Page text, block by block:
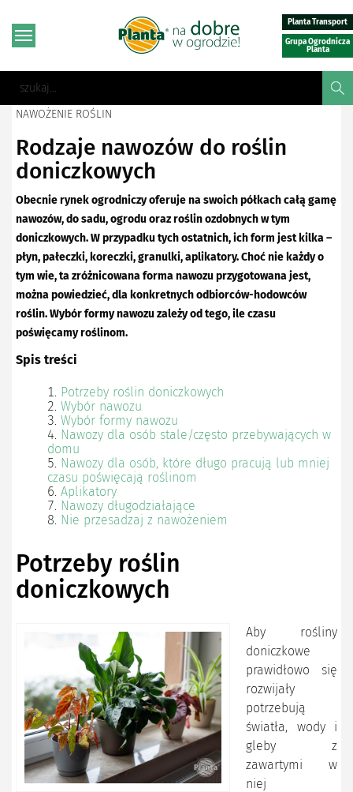
Planta Transport
Grupa Ogrodnicza
Planta
NAWOŻENIE ROŚLIN
Rodzaje nawozów do roślin
doniczkowych
Obecnie rynek ogrodniczy oferuje na swoich półkach całą gamę
nawozów, do sadu, ogrodu oraz roślin ozdobnych w tym
doniczkowych. W przypadku tych ostatnich, ich form jest kilka –
płyn, pałeczki, koreczki, granulki, aplikatory. Choć nie każdy o
tym wie, ta zróżnicowana forma nawozu przygotowana jest,
można powiedzieć, dla konkretnych odbiorców-hodowców
roślin. Wybór formy nawozu zależy od tego, ile czasu
poświęcamy roślinom.
Spis treści
Potrzeby roślin doniczkowych
Wybór nawozu
Wybór formy nawozu
Nawozy dla osób stale/często przebywających w
domu
Nawozy dla osób, które długo pracują lub mniej
czasu poświęcają roślinom
Aplikatory
Nawozy długodziałające
Nie przesadzaj z nawożeniem
Potrzeby roślin
doniczkowych
Aby rośliny
doniczkowe
prawidłowo się
rozwijały
potrzebują
światła, wody i
gleby z
zawartymi w
niej